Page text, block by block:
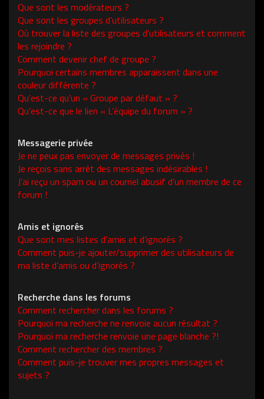
Que sont les modérateurs ?
Que sont les groupes d’utilisateurs ?
Où trouver la liste des groupes d’utilisateurs et comment
les rejoindre ?
Comment devenir chef de groupe ?
Pourquoi certains membres apparaissent dans une
couleur différente ?
Qu’est-ce qu’un « Groupe par défaut » ?
Qu’est-ce que le lien « L’équipe du forum » ?
Messagerie privée
Je ne peux pas envoyer de messages privés !
Je reçois sans arrêt des messages indésirables !
J’ai reçu un spam ou un courriel abusif d’un membre de ce
forum !
Amis et ignorés
Que sont mes listes d’amis et d’ignorés ?
Comment puis-je ajouter/supprimer des utilisateurs de
ma liste d’amis ou d’ignorés ?
Recherche dans les forums
Comment rechercher dans les forums ?
Pourquoi ma recherche ne renvoie aucun résultat ?
Pourquoi ma recherche renvoie une page blanche ?!
Comment rechercher des membres ?
Comment puis-je trouver mes propres messages et
sujets ?